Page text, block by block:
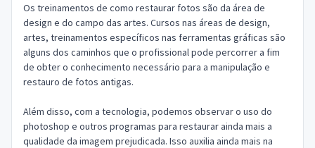
Os treinamentos de como restaurar fotos são da área de
design e do campo das artes. Cursos nas áreas de design,
artes, treinamentos específicos nas ferramentas gráficas são
alguns dos caminhos que o profissional pode percorrer a fim
de obter o conhecimento necessário para a manipulação e
restauro de fotos antigas.
Além disso, com a tecnologia, podemos observar o uso do
photoshop e outros programas para restaurar ainda mais a
qualidade da imagem prejudicada. Isso auxilia ainda mais na